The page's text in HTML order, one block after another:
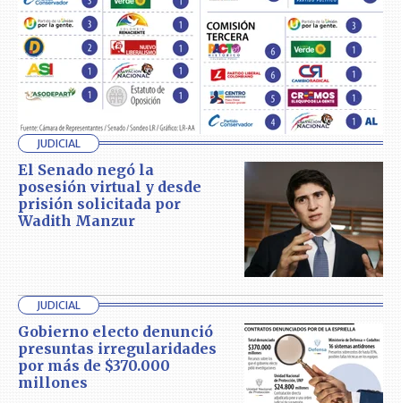
JUDICIAL
El Senado negó la
posesión virtual y desde
prisión solicitada por
Wadith Manzur
JUDICIAL
Gobierno electo denunció
presuntas irregularidades
por más de $370.000
millones